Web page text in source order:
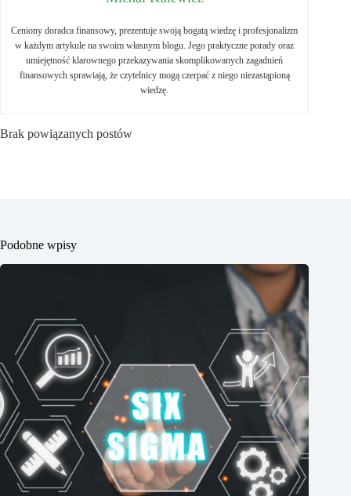
Ceniony doradca finansowy, prezentuje swoją bogatą wiedzę i profesjonalizm
w każdym artykule na swoim własnym blogu. Jego praktyczne porady oraz
umiejętność klarownego przekazywania skomplikowanych zagadnień
finansowych sprawiają, że czytelnicy mogą czerpać z niego niezastąpioną
wiedzę.
Brak powiązanych postów
Podobne wpisy